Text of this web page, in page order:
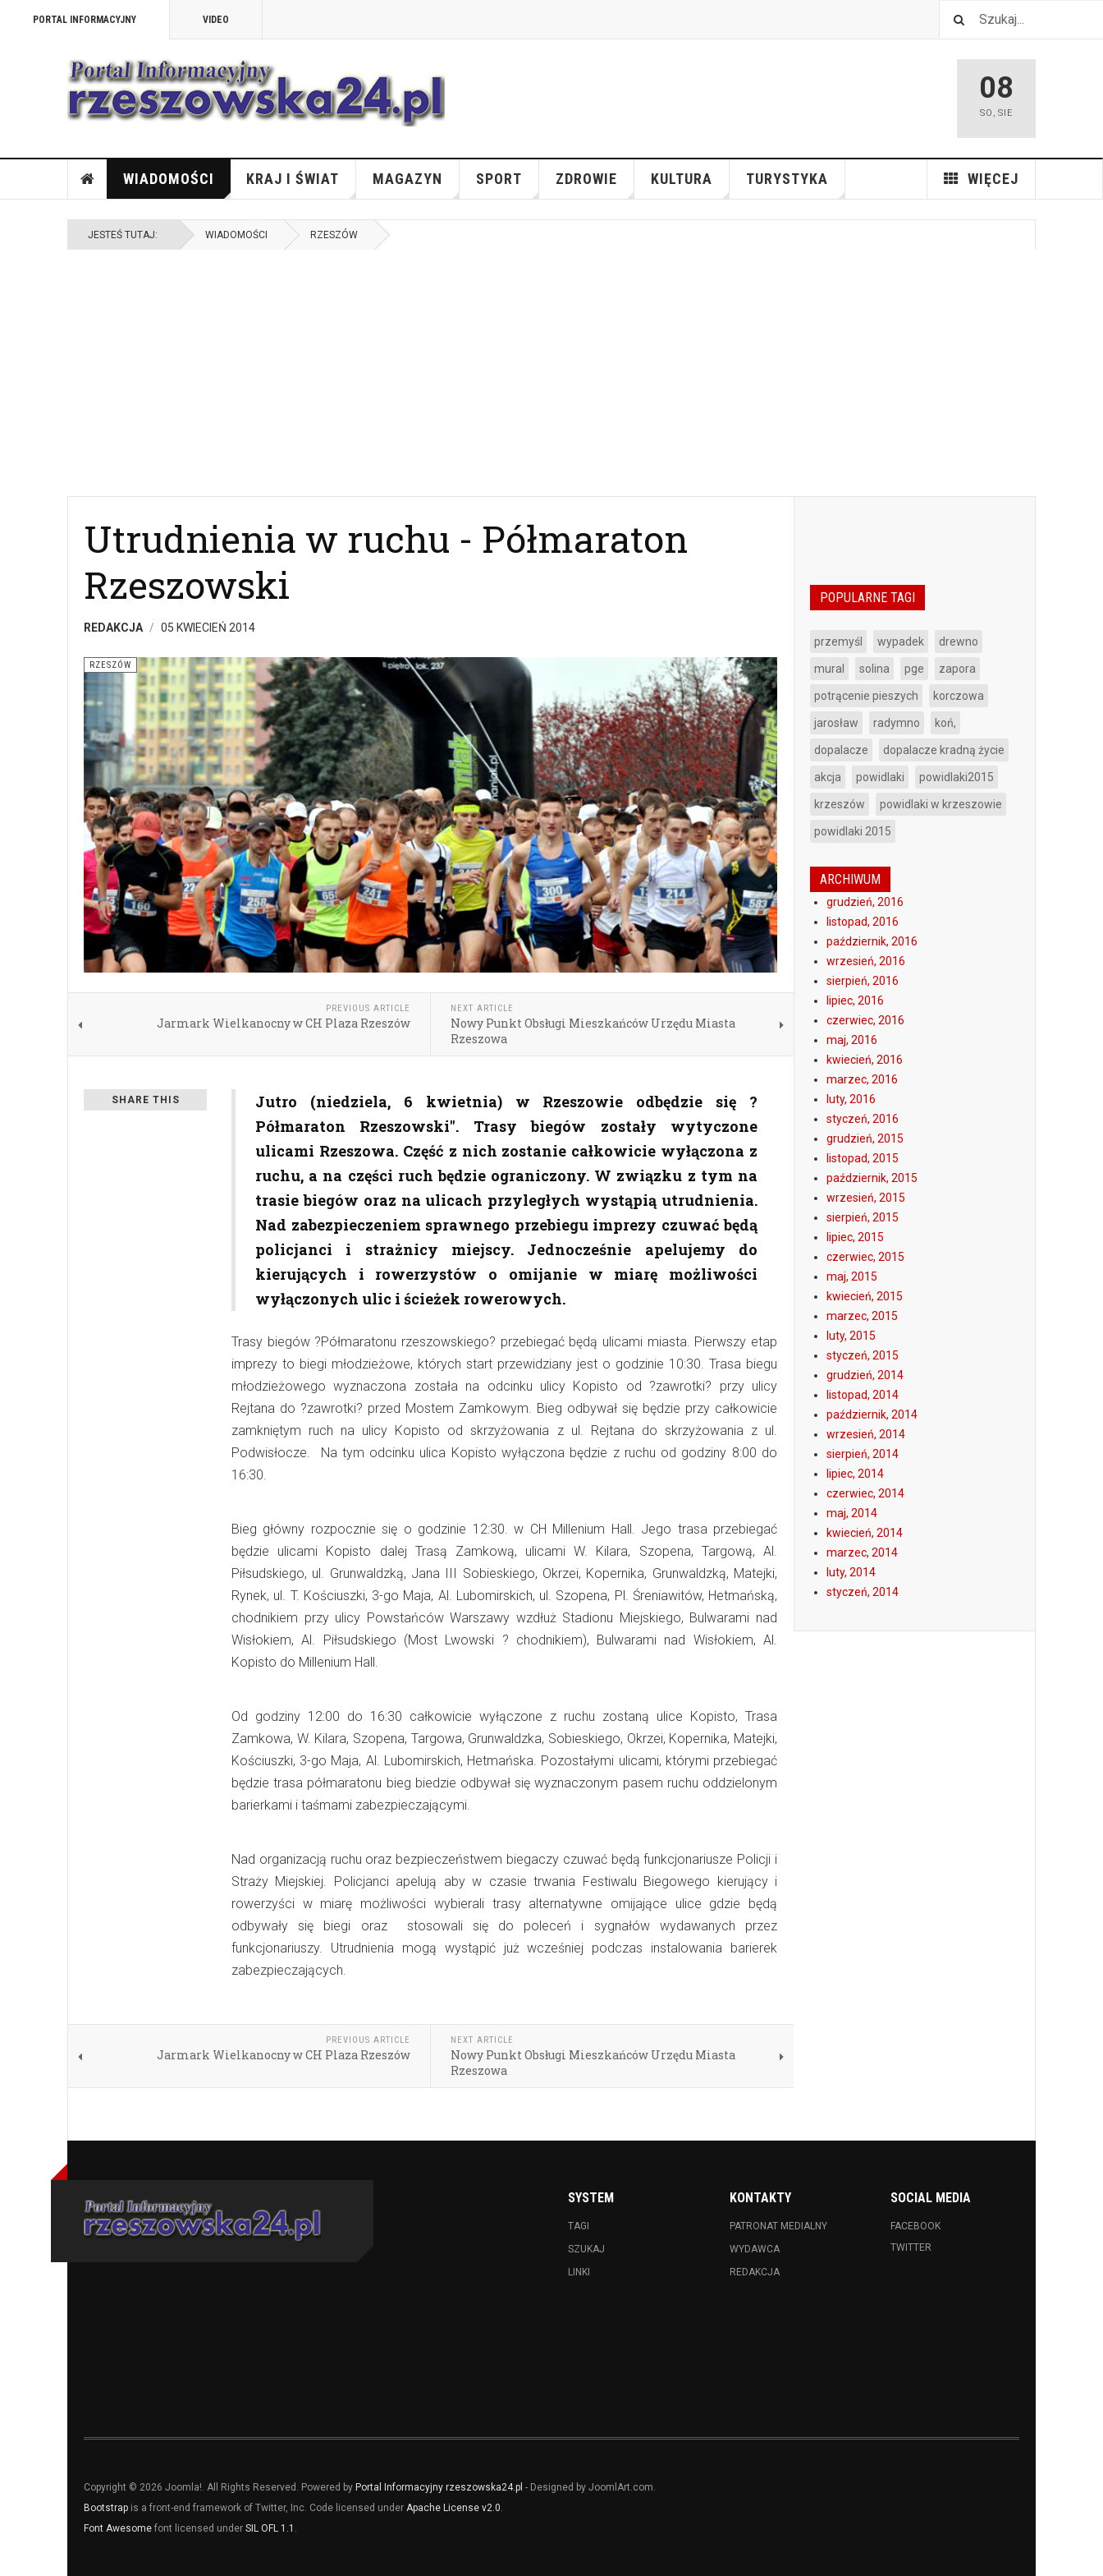
PORTAL INFORMACYJNY VIDEO
08
SO , SIE
WIADOMOŚCI KRAJ I ŚWIAT MAGAZYN SPORT ZDROWIE KULTURA TURYSTYKA WIĘCEJ
JESTEŚ TUTAJ: WIADOMOŚCI RZESZÓW
Utrudnienia w ruchu - Półmaraton
Rzeszowski
REDAKCJA 05 KWIECIEŃ 2014
RZESZÓW
PREVIOUS ARTICLE
Jarmark Wielkanocny w CH Plaza Rzeszów
NEXT ARTICLE
Nowy Punkt Obsługi Mieszkańców Urzędu Miasta
Rzeszowa
SHARE THIS
Jutro (niedziela, 6 kwietnia) w Rzeszowie odbędzie się ?
Półmaraton Rzeszowski". Trasy biegów zostały wytyczone
ulicami Rzeszowa. Część z nich zostanie całkowicie wyłączona z
ruchu, a na części ruch będzie ograniczony. W związku z tym na
trasie biegów oraz na ulicach przyległych wystąpią utrudnienia.
Nad zabezpieczeniem sprawnego przebiegu imprezy czuwać będą
policjanci i strażnicy miejscy. Jednocześnie apelujemy do
kierujących i rowerzystów o omijanie w miarę możliwości
wyłączonych ulic i ścieżek rowerowych.
Trasy biegów ?Półmaratonu rzeszowskiego? przebiegać będą ulicami miasta. Pierwszy etap
imprezy to biegi młodzieżowe, których start przewidziany jest o godzinie 10:30. Trasa biegu
młodzieżowego wyznaczona została na odcinku ulicy Kopisto od ?zawrotki? przy ulicy
Rejtana do ?zawrotki? przed Mostem Zamkowym. Bieg odbywał się będzie przy całkowicie
zamkniętym ruch na ulicy Kopisto od skrzyżowania z ul. Rejtana do skrzyżowania z ul.
Podwisłocze. Na tym odcinku ulica Kopisto wyłączona będzie z ruchu od godziny 8:00 do
16:30.
Bieg główny rozpocznie się o godzinie 12:30. w CH Millenium Hall. Jego trasa przebiegać
będzie ulicami Kopisto dalej Trasą Zamkową, ulicami W. Kilara, Szopena, Targową, Al.
Piłsudskiego, ul. Grunwaldzką, Jana III Sobieskiego, Okrzei, Kopernika, Grunwaldzką, Matejki,
Rynek, ul. T. Kościuszki, 3-go Maja, Al. Lubomirskich, ul. Szopena, Pl. Śreniawitów, Hetmańską,
chodnikiem przy ulicy Powstańców Warszawy wzdłuż Stadionu Miejskiego, Bulwarami nad
Wisłokiem, Al. Piłsudskiego (Most Lwowski ? chodnikiem), Bulwarami nad Wisłokiem, Al.
Kopisto do Millenium Hall.
Od godziny 12:00 do 16:30 całkowicie wyłączone z ruchu zostaną ulice Kopisto, Trasa
Zamkowa, W. Kilara, Szopena, Targowa, Grunwaldzka, Sobieskiego, Okrzei, Kopernika, Matejki,
Kościuszki, 3-go Maja, Al. Lubomirskich, Hetmańska. Pozostałymi ulicami, którymi przebiegać
będzie trasa półmaratonu bieg biedzie odbywał się wyznaczonym pasem ruchu oddzielonym
barierkami i taśmami zabezpieczającymi.
Nad organizacją ruchu oraz bezpieczeństwem biegaczy czuwać będą funkcjonariusze Policji i
Straży Miejskiej. Policjanci apelują aby w czasie trwania Festiwalu Biegowego kierujący i
rowerzyści w miarę możliwości wybierali trasy alternatywne omijające ulice gdzie będą
odbywały się biegi oraz stosowali się do poleceń i sygnałów wydawanych przez
funkcjonariuszy. Utrudnienia mogą wystąpić już wcześniej podczas instalowania barierek
zabezpieczających.
PREVIOUS ARTICLE
Jarmark Wielkanocny w CH Plaza Rzeszów
NEXT ARTICLE
Nowy Punkt Obsługi Mieszkańców Urzędu Miasta
Rzeszowa
POPULARNE TAGI
przemyśl wypadek drewno
mural solina pge zapora
potrącenie pieszych korczowa
jarosław radymno koń,
dopalacze dopalacze kradną życie
akcja powidlaki powidlaki2015
krzeszów powidlaki w krzeszowie
powidlaki 2015
ARCHIWUM
grudzień, 2016
listopad, 2016
październik, 2016
wrzesień, 2016
sierpień, 2016
lipiec, 2016
czerwiec, 2016
maj, 2016
kwiecień, 2016
marzec, 2016
luty, 2016
styczeń, 2016
grudzień, 2015
listopad, 2015
październik, 2015
wrzesień, 2015
sierpień, 2015
lipiec, 2015
czerwiec, 2015
maj, 2015
kwiecień, 2015
marzec, 2015
luty, 2015
styczeń, 2015
grudzień, 2014
listopad, 2014
październik, 2014
wrzesień, 2014
sierpień, 2014
lipiec, 2014
czerwiec, 2014
maj, 2014
kwiecień, 2014
marzec, 2014
luty, 2014
styczeń, 2014
SYSTEM
TAGI
SZUKAJ
LINKI
KONTAKTY
PATRONAT MEDIALNY
WYDAWCA
REDAKCJA
SOCIAL MEDIA
FACEBOOK
TWITTER
Copyright © 2026 Joomla!. All Rights Reserved. Powered by Portal Informacyjny rzeszowska24.pl - Designed by JoomlArt.com.
Bootstrap is a front-end framework of Twitter, Inc. Code licensed under Apache License v2.0.
Font Awesome font licensed under SIL OFL 1.1 .